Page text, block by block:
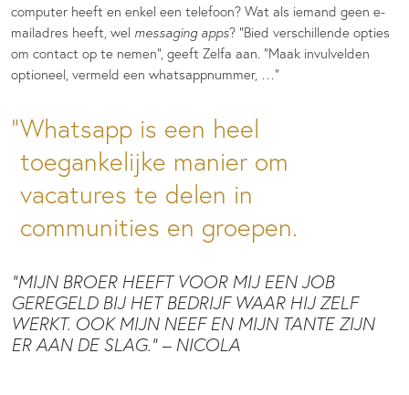
computer heeft en enkel een telefoon? Wat als iemand geen e-
mailadres heeft, wel messaging apps? “Bied verschillende opties
om contact op te nemen”, geeft Zelfa aan. “Maak invulvelden
optioneel, vermeld een whatsappnummer, …”
Whatsapp is een heel
toegankelijke manier om
vacatures te delen in
communities en groepen.
“MIJN BROER HEEFT VOOR MIJ EEN JOB
GEREGELD BIJ HET BEDRIJF WAAR HIJ ZELF
WERKT. OOK MIJN NEEF EN MIJN TANTE ZIJN
ER AAN DE SLAG.” – NICOLA